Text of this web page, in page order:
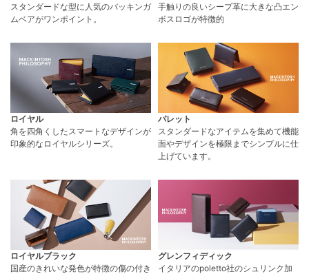
スタンダードな型に人気のバッキンガ
ムベアがワンポイント。
手触りの良いシープ革に大きな凸エン
ボスロゴが特徴的
ロイヤル
角を四角くしたスマートなデザインが
印象的なロイヤルシリーズ。
パレット
スタンダードなアイテムを集めて機能
面やデザインを極限までシンプルに仕
上げています。
ロイヤルブラック
国産のきれいな発色が特徴の傷の付き
グレンフィディック
イタリアのpoletto社のシュリンク加